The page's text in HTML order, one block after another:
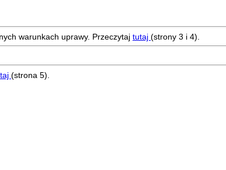
warunkach uprawy. Przeczytaj tutaj (strony 3 i 4).
(strona 5).